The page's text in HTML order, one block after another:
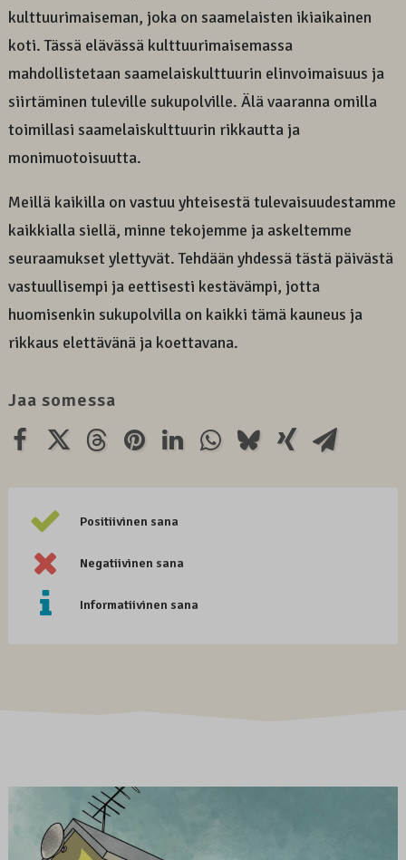
kulttuurimaiseman, joka on saamelaisten ikiaikainen
koti. Tässä elävässä kulttuurimaisemassa
mahdollistetaan saamelaiskulttuurin elinvoimaisuus ja
siirtäminen tuleville sukupolville. Älä vaaranna omilla
toimillasi saamelaiskulttuurin rikkautta ja
monimuotoisuutta.
Meillä kaikilla on vastuu yhteisestä tulevaisuudestamme
kaikkialla siellä, minne tekojemme ja askeltemme
seuraamukset ylettyvät. Tehdään yhdessä tästä päivästä
vastuullisempi ja eettisesti kestävämpi, jotta
huomisenkin sukupolvilla on kaikki tämä kauneus ja
rikkaus elettävänä ja koettavana.
Jaa somessa
Positiivinen sana
Negatiivinen sana
Informatiivinen sana